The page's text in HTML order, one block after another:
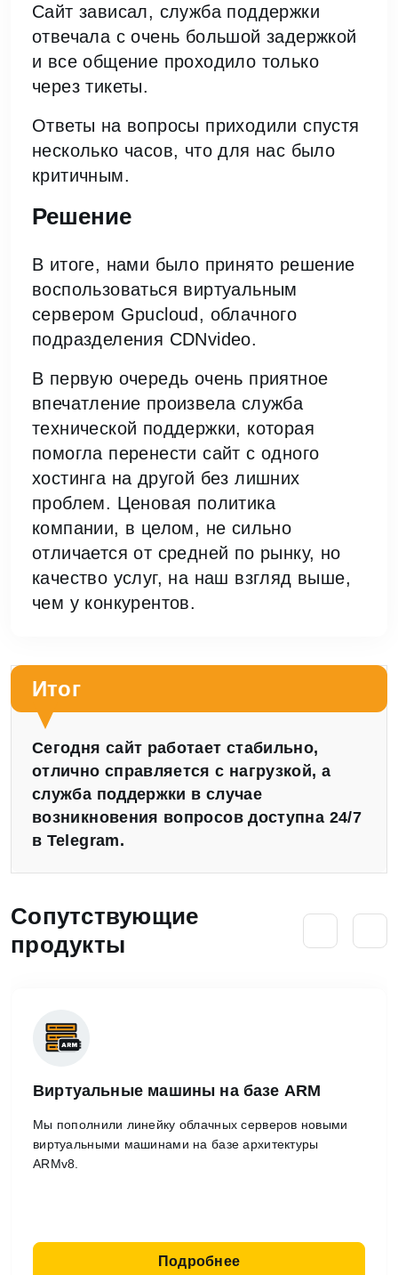
Сайт зависал, служба поддержки
отвечала с очень большой задержкой
и все общение проходило только
через тикеты.
Ответы на вопросы приходили спустя
несколько часов, что для нас было
критичным.
Решение
В итоге, нами было принято решение
воспользоваться виртуальным
сервером Gpucloud, облачного
подразделения CDNvideo.
В первую очередь очень приятное
впечатление произвела служба
технической поддержки, которая
помогла перенести сайт с одного
хостинга на другой без лишних
проблем. Ценовая политика
компании, в целом, не сильно
отличается от средней по рынку, но
качество услуг, на наш взгляд выше,
чем у конкурентов.
Итог
Сегодня сайт работает стабильно,
отлично справляется с нагрузкой, а
служба поддержки в случае
возникновения вопросов доступна 24/7
в Telegram.
Сопутствующие
продукты
Виртуальные машины на базе ARM
Мы пополнили линейку облачных серверов новыми
виртуальными машинами на базе архитектуры
ARMv8.
Подробнее